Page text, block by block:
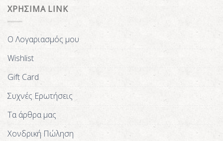
ΧΡΗΣΙΜΑ LINK
Ο Λογαριασμός μου
Wishlist
Gift Card
Συχνές Ερωτήσεις
Τα άρθρα μας
Χονδρική Πώληση